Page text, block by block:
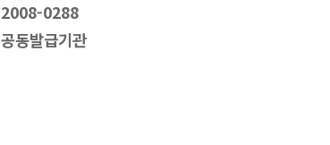
2008-0288
공동발급기관